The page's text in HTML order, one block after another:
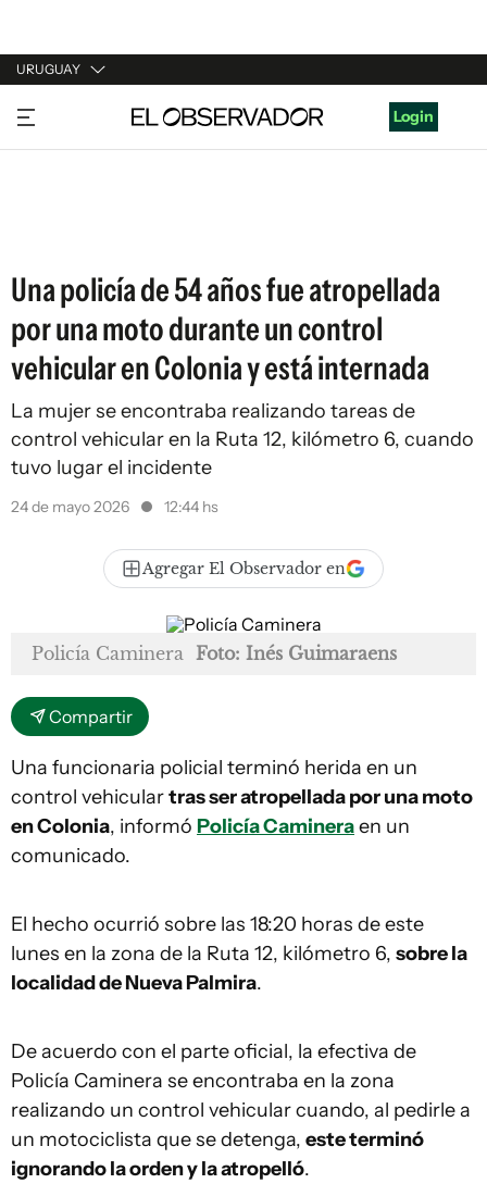
URUGUAY
URUGUAY
ARGENTINA
Login
Una policía de 54 años fue atropellada
por una moto durante un control
vehicular en Colonia y está internada
La mujer se encontraba realizando tareas de
control vehicular en la Ruta 12, kilómetro 6, cuando
tuvo lugar el incidente
24 de mayo 2026 12:44 hs
Agregar El Observador en
Policía Caminera Foto: Inés Guimaraens
Compartir
Una funcionaria policial terminó herida en un
control vehiculartras ser atropellada por una moto
en Colonia, informó Policía Camineraen un
comunicado.
El hecho ocurrió sobre las 18:20 horas de este
lunes en la zona de la Ruta 12, kilómetro 6, sobre la
localidad de Nueva Palmira.
De acuerdo con el parte oficial, la efectiva de
Policía Caminera se encontraba en la zona
realizando un control vehicular cuando, al pedirle a
un motociclista que se detenga, este terminó
ignorando la orden y la atropelló.